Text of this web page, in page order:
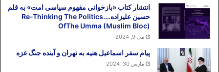
انتشار کتاب «بازخوانی مفهوم سیاسی امت» به قلم
حسین علیزاده….Re-Thinking The Politics
OfThe Umma (Muslim Bloc)
می 9, 2024
پیام سفر اسماعیل هنیه به تهران و آینده جنگ غزه
مارس 30, 2024